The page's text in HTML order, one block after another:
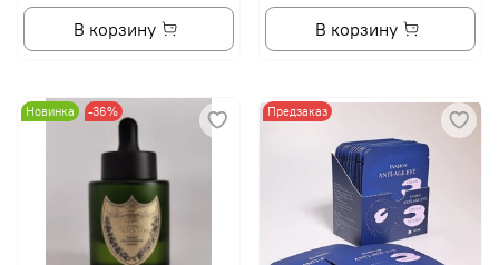
В корзину В корзину
Новинка -36% Предзаказ